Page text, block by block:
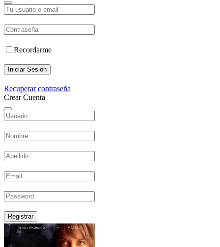
Recordarme
Iniciar Sesion
Recuperar contraseña
Crear Cuenta
Registrar